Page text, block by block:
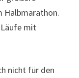
Halbmarathon.
mit
nicht für den